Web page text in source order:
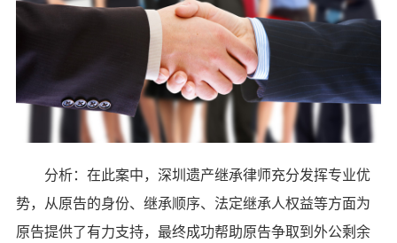
分析：在此案中，深圳遗产继承律师充分发挥专业优
势，从原告的身份、继承顺序、法定继承人权益等方面为
原告提供了有力支持，最终成功帮助原告争取到外公剩余